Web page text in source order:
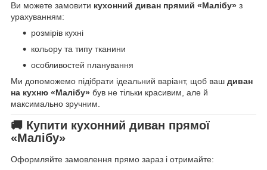
Ви можете замовити кухонний диван прямий «Малібу» з
урахуванням:
розмірів кухні
кольору та типу тканини
особливостей планування
Ми допоможемо підібрати ідеальний варіант, щоб ваш диван
на кухню «Малібу» був не тільки красивим, але й
максимально зручним.
🚚 Купити кухонний диван прямої
«Малібу»
Оформляйте замовлення прямо зараз і отримайте: